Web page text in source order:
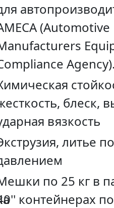
(Automotive
блеск,
вязкость
литье
по 25 кг в
контейнерах